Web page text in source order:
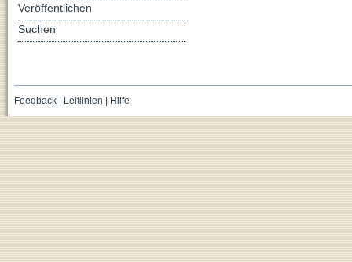
Veröffentlichen
Suchen
Feedback| Leitlinien | Hilfe